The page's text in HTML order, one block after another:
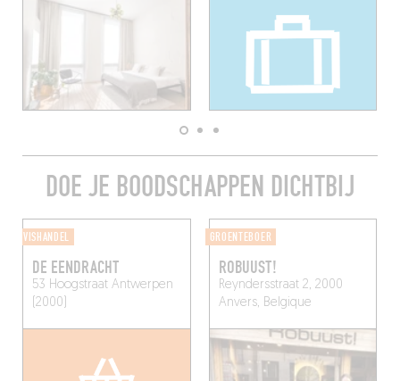
DOE JE BOODSCHAPPEN DICHTBIJ
VISHANDEL
DE EENDRACHT
53 HoogstraatAntwerpen
(2000)
GROENTEBOER
ROBUUST!
Reyndersstraat 2, 2000
Anvers, Belgique